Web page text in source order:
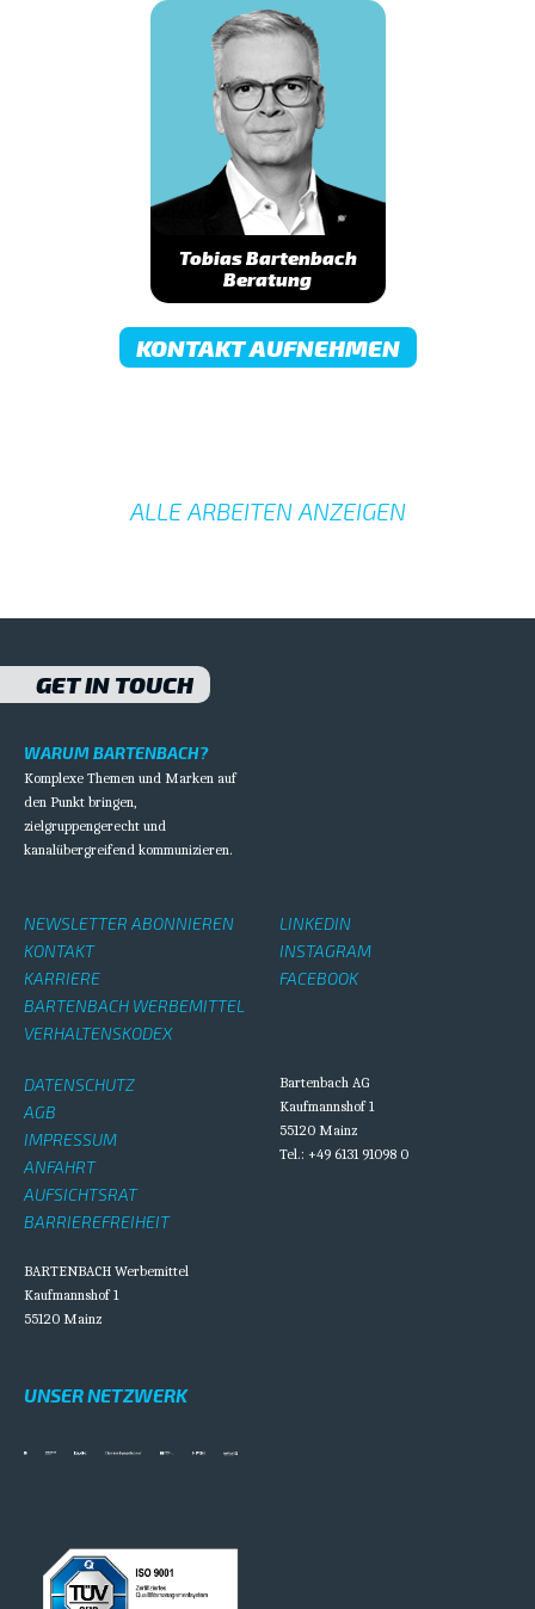
Tobias Bartenbach
Beratung
KONTAKT AUFNEHMEN
ALLE ARBEITEN ANZEIGEN
GET IN TOUCH
WARUM BARTENBACH?
Komplexe Themen und Marken auf
den Punkt bringen,
zielgruppengerecht und
kanalübergreifend kommunizieren.
NEWSLETTER ABONNIEREN
KONTAKT
KARRIERE
BARTENBACH WERBEMITTEL
VERHALTENSKODEX
LINKEDIN
INSTAGRAM
FACEBOOK
DATENSCHUTZ
AGB
IMPRESSUM
ANFAHRT
AUFSICHTSRAT
BARRIEREFREIHEIT
Bartenbach AG
Kaufmannshof 1
55120 Mainz
Tel.: +49 6131 91098 0
BARTENBACH Werbemittel
Kaufmannshof 1
55120 Mainz
UNSER NETZWERK